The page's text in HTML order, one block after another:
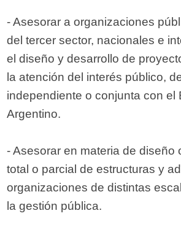
- Asesorar a organizaciones
del tercer sector, nacionales e
el diseño y desarrollo de
la atención del interés público,
independiente o conjunta con el
Argentino.
- Asesorar en materia de diseño
total o parcial de estructuras y
organizaciones de distintas
la gestión pública.